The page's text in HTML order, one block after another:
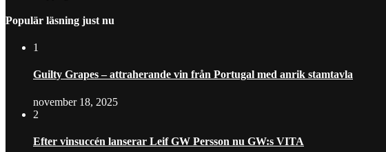
Populär läsning just nu
1
Guilty Grapes – attraherande vin från Portugal med anrik stamtavla
november 18, 2025
2
Efter vinsuccén lanserar Leif GW Persson nu GW:s VITA